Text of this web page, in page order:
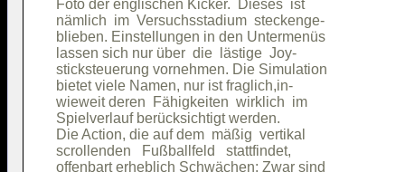
Foto der englischen Kicker.  Dieses  ist
nämlich  im  Versuchsstadium  steckenge-
blieben. Einstellungen in den Untermenüs
lassen sich nur über  die  lästige  Joy-
sticksteuerung vornehmen. Die Simulation
bietet viele Namen, nur ist fraglich,in-
wieweit deren  Fähigkeiten  wirklich  im
Spielverlauf berücksichtigt werden.
Die Action, die auf dem  mäßig  vertikal
scrollenden   Fußballfeld   stattfindet,
offenbart erheblich Schwächen: Zwar sind